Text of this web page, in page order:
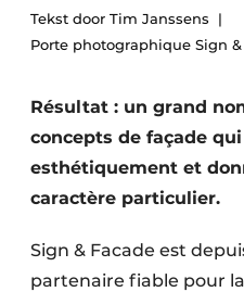
Termes et conditions
Construction bois
Contrôle d’accès
Éclairage
Tekst door Tim Janssens
Porte photographique Sign &
Résultat : un grand
concepts de façade
esthétiquement et
caractère particulier.
Sign & Facade est
partenaire fiable pour